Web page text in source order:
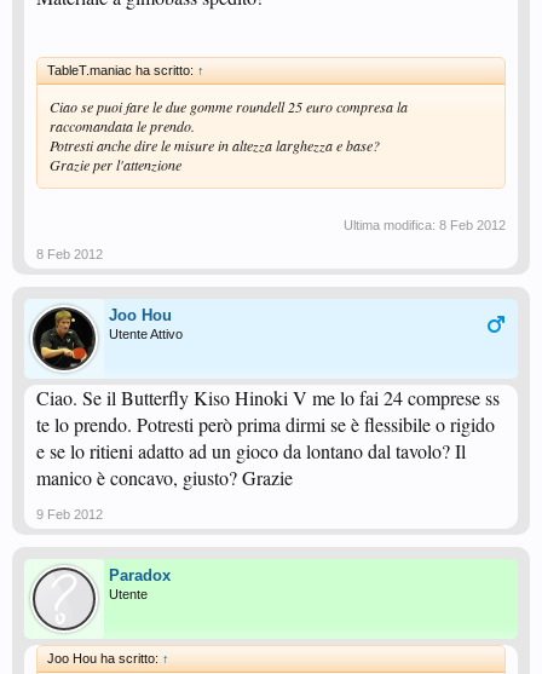
TableT.maniac ha scritto: ↑
Ciao se puoi fare le due gomme roundell 25 euro compresa la
raccomandata le prendo.
Potresti anche dire le misure in altezza larghezza e base?
Grazie per l'attenzione
Ultima modifica: 8 Feb 2012
8 Feb 2012
Joo Hou
Utente Attivo
Ciao. Se il Butterfly Kiso Hinoki V me lo fai 24 comprese ss
te lo prendo. Potresti però prima dirmi se è flessibile o rigido
e se lo ritieni adatto ad un gioco da lontano dal tavolo? Il
manico è concavo, giusto? Grazie
9 Feb 2012
Paradox
Utente
Joo Hou ha scritto: ↑